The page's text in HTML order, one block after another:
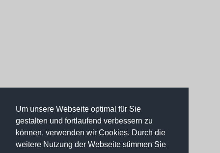
Um unsere Webseite optimal für Sie
gestalten und fortlaufend verbessern zu
können, verwenden wir Cookies. Durch die
weitere Nutzung der Webseite stimmen Sie